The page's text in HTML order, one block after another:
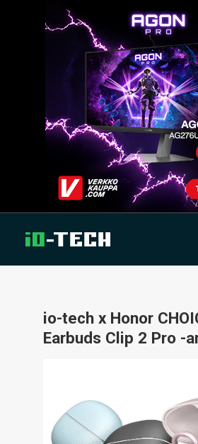
ARTIKKELIT
io-tech x Honor
Earbuds Clip 2 Pro -